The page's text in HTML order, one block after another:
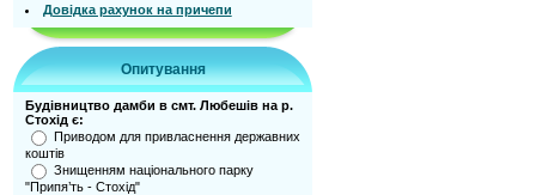
Довідка рахунок на причепи
Опитування
Будівництво дамби в смт. Любешів на р.
Стохід є:
Приводом для привласнення державних
коштів
Знищенням національного парку
"Припя’ть - Стохід"